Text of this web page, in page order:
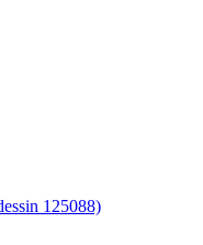
125088)